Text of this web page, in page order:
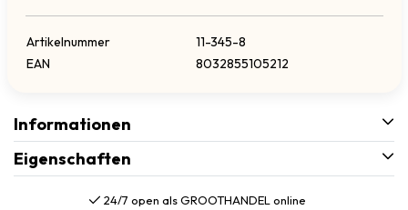
Artikelnummer
11-345-8
EAN
8032855105212
Informationen
Eigenschaften
24/7 open als GROOTHANDEL online